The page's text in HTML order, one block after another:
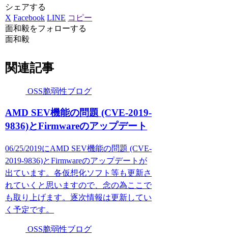
シェアする
X Facebook LINE コピー
面和毅をフォローする
面和毅
関連記事
OSS脆弱性ブログ
AMD SEV機能の問題 (CVE-2019-
9836)とFirmwareのアップデート
06/25/2019にAMD SEV機能の問題 (CVE-
2019-9836)とFirmwareのアップデートが
出ています。各仮想化ソフト等も更新さ
れていくと思いますので、念の為ここで
も取り上げます。逐次情報は更新してい
く予定です。
OSS脆弱性ブログ